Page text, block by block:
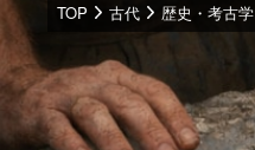
TOP 古代 歴史・考古学